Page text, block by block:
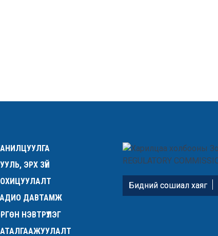
ЭРХ ЗҮЙ
ДАВТАМЖ
НЭВТРҮҮЛЭГ
Бидний сошиал хаяг